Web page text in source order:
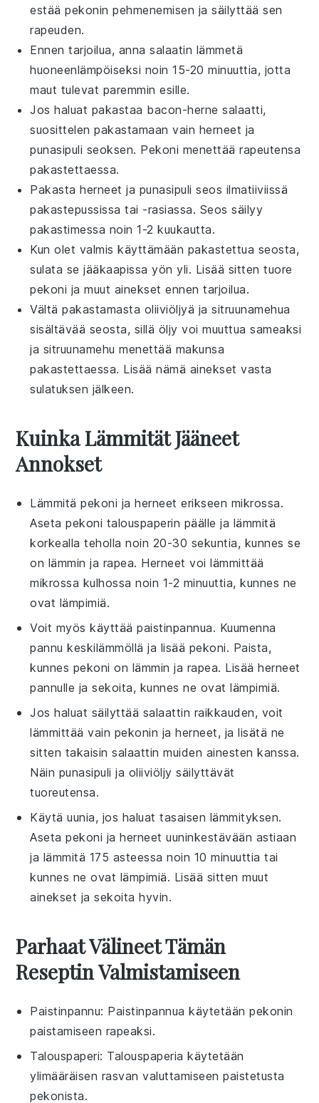
estää pekonin pehmenemisen ja säilyttää sen
rapeuden.
Ennen tarjoilua, anna salaatin lämmetä
huoneenlämpöiseksi noin 15-20 minuuttia, jotta
maut tulevat paremmin esille.
Jos haluat pakastaa bacon-herne salaatti,
suosittelen pakastamaan vain herneet ja
punasipuli seoksen. Pekoni menettää rapeutensa
pakastettaessa.
Pakastaherneet ja punasipuli seos ilmatiiviissä
pakastepussissa tai -rasiassa. Seos säilyy
pakastimessa noin 1-2 kuukautta.
Kun olet valmis käyttämään pakastettua seosta,
sulata se jääkaapissa yön yli. Lisää sitten tuore
pekoni ja muut ainekset ennen tarjoilua.
Vältä pakastamasta oliiviöljyä jasitruunamehua
sisältävää seosta, sillä öljy voi muuttua sameaksi
ja sitruunamehu menettää makunsa
pakastettaessa. Lisää nämä ainekset vasta
sulatuksen jälkeen.
Kuinka Lämmität Jääneet
Annokset
Lämmitäpekoni jaherneet erikseen mikrossa.
Aseta pekoni talouspaperin päälle ja lämmitä
korkealla teholla noin 20-30 sekuntia, kunnes se
on lämmin ja rapea. Herneet voi lämmittää
mikrossa kulhossa noin 1-2 minuuttia, kunnes ne
ovat lämpimiä.
Voit myös käyttää paistinpannua. Kuumenna
pannu keskilämmöllä ja lisää pekoni. Paista,
kunnes pekoni on lämmin ja rapea. Lisääherneet
pannulle ja sekoita, kunnes ne ovat lämpimiä.
Jos haluat säilyttää salaattin raikkauden, voit
lämmittää vain pekonin ja herneet, ja lisätä ne
sitten takaisinsalaattin muiden ainesten kanssa.
Näin punasipuli ja oliiviöljy säilyttävät
tuoreutensa.
Käytä uunia, jos haluat tasaisen lämmityksen.
Asetapekoni jaherneet uuninkestävään astiaan
ja lämmitä 175 asteessa noin 10 minuuttia tai
kunnes ne ovat lämpimiä. Lisää sitten muut
ainekset ja sekoita hyvin.
Parhaat Välineet Tämän
Reseptin Valmistamiseen
Paistinpannu: Paistinpannua käytetään pekonin
paistamiseen rapeaksi.
Talouspaperi: Talouspaperia käytetään
ylimääräisen rasvan valuttamiseen paistetusta
pekonista.